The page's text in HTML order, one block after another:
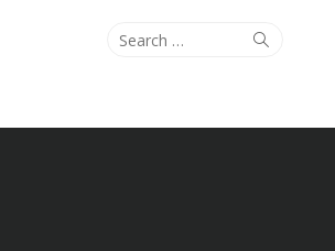
Search
Search